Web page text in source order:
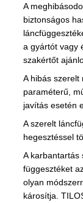
A
biztonságos
a gyártót vagy
szakértőt
A hibás szerelt
paraméterű,
javítás esetén
A szerelt
hegesztéssel
A karbantartás
függesztéket
olyan
károsítja.